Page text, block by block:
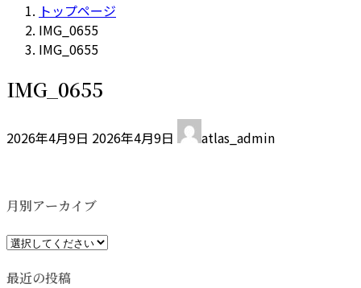
トップページ
IMG_0655
IMG_0655
IMG_0655
2026年4月9日 終
日
:
2026年4月9日 atlas_admin
月別アーカイブ
最近の投稿